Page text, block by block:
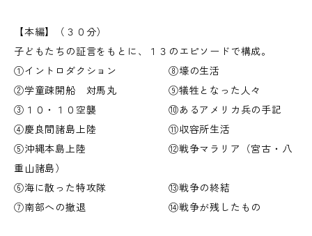
【本編】（３０分）
子どもたちの証言をもとに、１３のエピソードで構成。
①イントロダクション ⑧壕の生活
②学童疎開船 対馬丸 ⑨犠牲となった人々
③１０・１０空襲 ⑩あるアメリカ兵の手記
④慶良間諸島上陸 ⑪収容所生活
⑤沖縄本島上陸 ⑫戦争マラリア（宮古・八
重山諸島）
⑥海に散った特攻隊 ⑬戦争の終結
⑦南部への撤退 ⑭戦争が残したもの